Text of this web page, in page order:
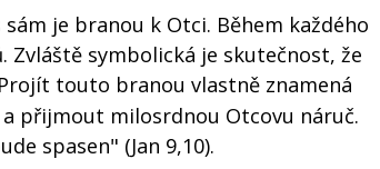
je branou k Otci. Během každého
symbolická je skutečnost, že
touto branou vlastně znamená
přijmout milosrdnou Otcovu náruč.
spasen" (Jan 9,10).